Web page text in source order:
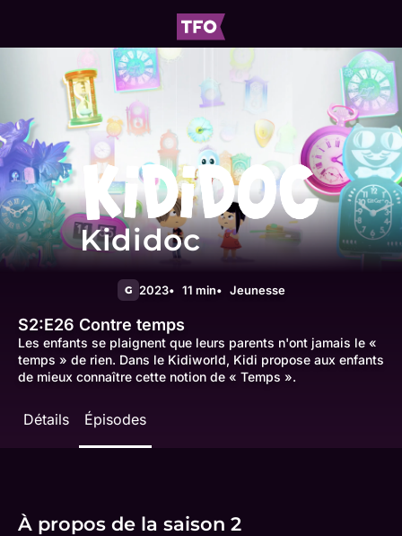
Kididoc
G 2023 11 min Jeunesse
S2:E26 Contre temps
Les enfants se plaignent que leurs parents n'ont jamais le «
temps » de rien. Dans le Kidiworld, Kidi propose aux enfants
de mieux connaître cette notion de « Temps ».
Détails Épisodes
À propos de la saison 2